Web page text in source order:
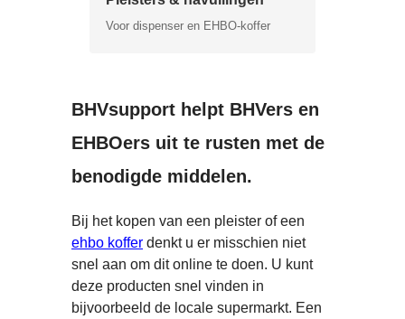
Voor dispenser en EHBO-koffer
BHVsupport helpt BHVers en
EHBOers uit te rusten met de
benodigde middelen.
Bij het kopen van een pleister of een
ehbo koffer denkt u er misschien niet
snel aan om dit online te doen. U kunt
deze producten snel vinden in
bijvoorbeeld de locale supermarkt. Een